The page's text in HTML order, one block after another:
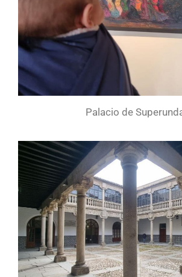
Palacio de